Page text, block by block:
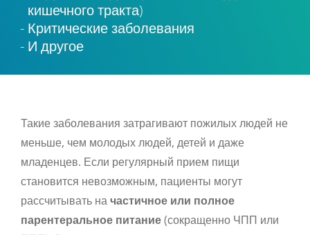
кишечного тракта)
Критические заболевания
И другое
Такие заболевания затрагивают пожилых людей не
меньше, чем молодых людей, детей и даже
младенцев. Если регулярный прием пищи
становится невозможным, пациенты могут
рассчитывать начастичное или полное
парентеральное питание(сокращенно ЧПП или